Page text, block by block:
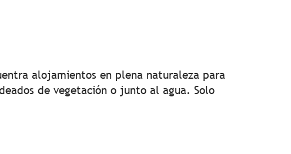
alojamientos en plena naturaleza para
de vegetación o junto al agua. Solo